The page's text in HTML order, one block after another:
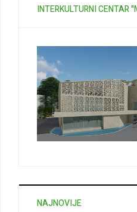
INTERKULTURNI CENTAR
NAJNOVIJE